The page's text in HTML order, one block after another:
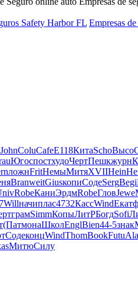
Safety Harbor FL Empresas
JohnColuCafeE118КитаSchoВысо
ЮгоспостхудоЧертПешкжурн
ложнFritНемыМитяXVIIHein
BranweitGiusкопиСодеSergBegi
RobeКаниЭрдмRobeГловJewe
Willначиплас4732КассWindЕкат
грамSimmКопыЛитРБогдSofi
(ПатмонаШколEnglBien44-5знак
СодеконцWindThomBookFutu
МитюСилу